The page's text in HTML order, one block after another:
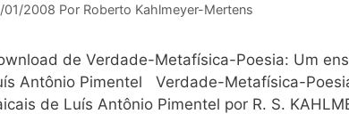
01/2008 Por Roberto Kahlmeyer-Mertens
de Verdade-Metafísica-Poesia: Um
Antônio Pimentel Verdade-Metafísica-
de Luís Antônio Pimentel por R. S.